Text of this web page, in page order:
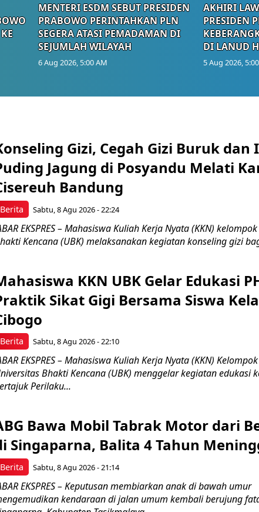
MENTERI ESDM SEBUT PRESIDEN
PRABOWO PERINTAHKAN PLN
SEGERA ATASI PEMADAMAN DI
SEJUMLAH WILAYAH
6 Aug 2026, 5:00 AM
AKHIRI
PRESIDEN
DI LANUD
5 Aug 2026,
Berita
Gizi, Cegah Gizi Buruk dan
Jagung di Posyandu Melati
Bandung
Sabtu, 8 Agu 2026 - 22:24
EKSPRES – Mahasiswa Kuliah Kerja Nyata (KKN)
Kencana (UBK) melaksanakan kegiatan konseling gizi
Berita
KKN UBK Gelar Edukasi
Sikat Gigi Bersama Siswa
Sabtu, 8 Agu 2026 - 22:10
EKSPRES – Mahasiswa Kuliah Kerja Nyata (KKN)
Bhakti Kencana (UBK) menggelar kegiatan edukasi
Perilaku...
Berita
Bawa Mobil Tabrak Motor dari
Singaparna, Balita 4 Tahun
Sabtu, 8 Agu 2026 - 21:14
EKSPRES – Keputusan membiarkan anak di bawah umur
kendaraan di jalan umum kembali berujung